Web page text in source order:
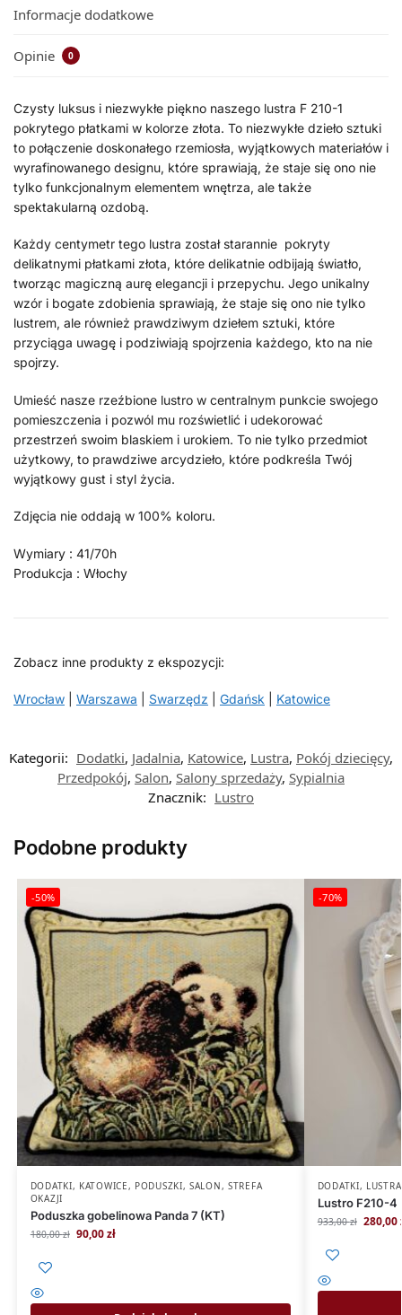
Informacje dodatkowe
Opinie 0
Czysty luksus i niezwykłe piękno naszego lustra F 210-1
pokrytego płatkami w kolorze złota. To niezwykłe dzieło sztuki
to połączenie doskonałego rzemiosła, wyjątkowych materiałów i
wyrafinowanego designu, które sprawiają, że staje się ono nie
tylko funkcjonalnym elementem wnętrza, ale także
spektakularną ozdobą.
Każdy centymetr tego lustra został starannie pokryty
delikatnymi płatkami złota, które delikatnie odbijają światło,
tworząc magiczną aurę elegancji i przepychu. Jego unikalny
wzór i bogate zdobienia sprawiają, że staje się ono nie tylko
lustrem, ale również prawdziwym dziełem sztuki, które
przyciąga uwagę i podziwiają spojrzenia każdego, kto na nie
spojrzy.
Umieść nasze rzeźbione lustro w centralnym punkcie swojego
pomieszczenia i pozwól mu rozświetlić i udekorować
przestrzeń swoim blaskiem i urokiem. To nie tylko przedmiot
użytkowy, to prawdziwe arcydzieło, które podkreśla Twój
wyjątkowy gust i styl życia.
Zdjęcia nie oddają w 100% koloru.
Wymiary : 41/70h
Produkcja : Włochy
Zobacz inne produkty z ekspozycji:
Wrocław Warszawa Swarzędz Gdańsk Katowice
Kategorii: Dodatki, Jadalnia, Katowice, Lustra, Pokój dziecięcy,
Przedpokój, Salon, Salony sprzedaży, Sypialnia
Znacznik: Lustro
Podobne produkty
-50%
DODATKI, KATOWICE, PODUSZKI,SALON, STREFA
OKAZJI
Poduszka gobelinowa Panda 7 (KT)
180,00zł 90,00zł
-70%
DODATKI, LUSTRA
Lustro F210-4
933,00zł 280,00